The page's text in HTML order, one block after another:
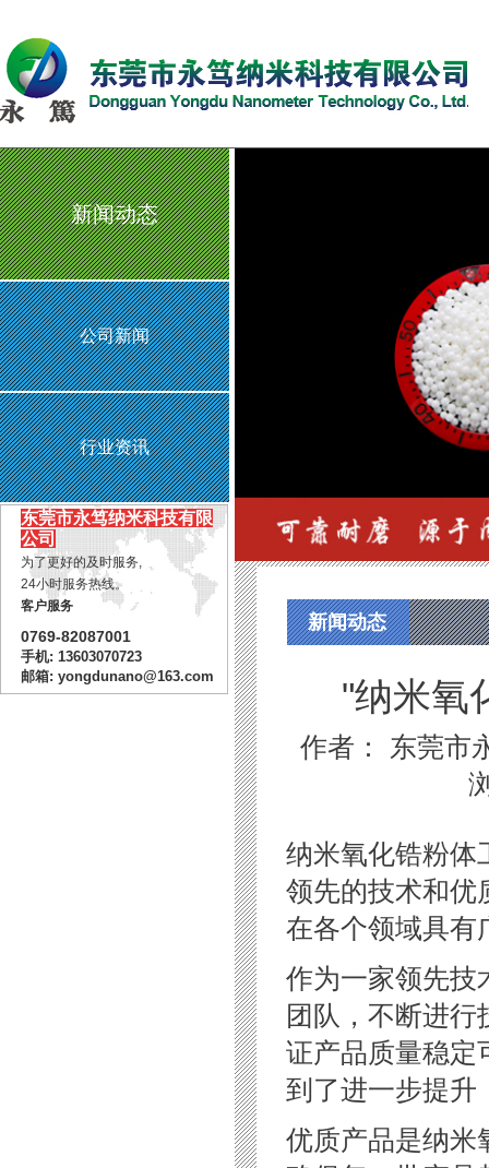
新闻动态
公司新闻
行业资讯
东莞市永笃纳米科技有限
公司
为了更好的及时服务,
24小时服务热线。
客户服务
0769-82087001
手机: 13603070723
邮箱: yongdunano@163.com
新闻动态
"纳米氧
作者： 东莞
纳米氧化锆粉体
领先的技术和优
在各个领域具有
作为一家领先技
团队，不断进行
证产品质量稳定
到了进一步提升
优质产品是纳米